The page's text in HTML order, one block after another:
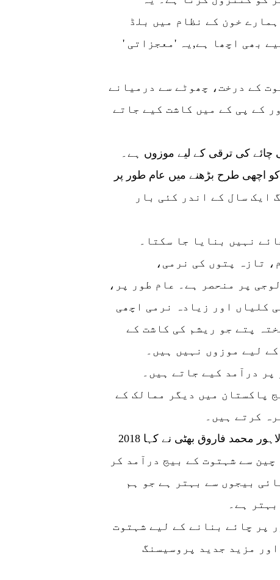
خون کے نظام میں بلڈ
بھی اچھا ہے,یہ 'معجزاتی '
کے درخت، چھوٹے سے درمیانے
کے پی کے میں کاشت کیے جاتے
کی ترقی کے لیے موزوں ہے۔
طرح بڑھنے میں عام طور پر
ایک سال کے اندر کئی بار
نہیں بنایا جا سکتا۔
تازہ پتوں کی نرمی،
پر منحصر ہے۔ عام طور پر،
کلیاں اور زیادہ نرمی اچھی
پتے جو ریشم کی کاشت کے
درآمد کیے جاتے ہیں۔
پاکستان میں دیگر ممالک کے
کرتے ہیں۔
ڈپٹی ڈائریکٹر سیریکلچر محکمہ جنگلات پنجاب لاہور محمد فاروق بھٹی نے کہا 2018
سے شہتوت کے بیج درآمد کر
بیجوں سے بہتر ہے جو ہم
ہے۔
پر چائے بنانے کے لیے شہتوت
مزید جدید پروسیسنگ